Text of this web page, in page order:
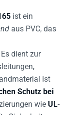
ist ein
aus PVC, das
dient zur
ist
Schutz bei
wie UL-